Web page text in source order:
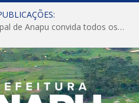
CONVITE A Prefeitura Municipal de Anapu convida todos os servidores públicos municipais para participarem da Audiência Pública de discussão da Lei de Diretrizes Orçamentárias (LDO), importante instrumento de planejamento das ações e investimentos da Administração Pública para o próximo exercício financeiro.